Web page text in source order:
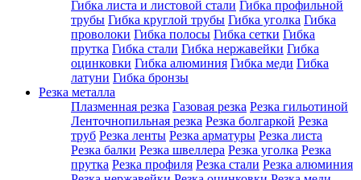
Гибка листа и листовой стали Гибка профильной
трубы Гибка круглой трубы Гибка уголка Гибка
проволоки Гибка полосы Гибка сетки Гибка
прутка Гибка стали Гибка нержавейки Гибка
оцинковки Гибка алюминия Гибка меди Гибка
латуни Гибка бронзы
Резка металла
Плазменная резка Газовая резка Резка гильотиной
Ленточнопильная резка Резка болгаркой Резка
труб Резка ленты Резка арматуры Резка листа
Резка балки Резка швеллера Резка уголка Резка
прутка Резка профиля Резка стали Резка алюминия